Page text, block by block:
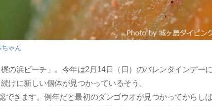
ゃん
の浜ビーチ」。今年は2月14日（日）のバレンタインデー
けに新しい個体が見つかっているそう。
できます。例年だと最初のダンゴウオが見つかってからし